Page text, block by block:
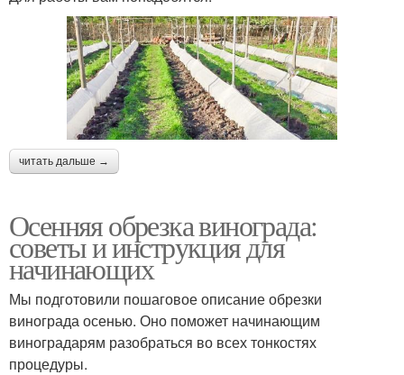
читать дальше →
Осенняя обрезка винограда:
советы и инструкция для
начинающих
Мы подготовили пошаговое описание обрезки
винограда осенью. Оно поможет начинающим
виноградарям разобраться во всех тонкостях
процедуры.